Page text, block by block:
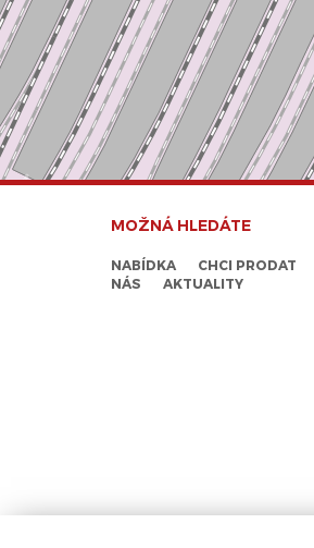
MOŽNÁ HLEDÁTE
NABÍDKA CHCI PRODAT
NÁS
AKTUALITY